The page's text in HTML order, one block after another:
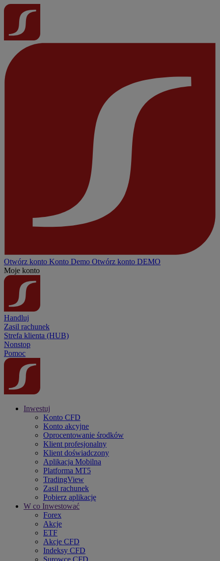
Otwórz konto Konto Demo Otwórz konto DEMO
Moje konto
Handluj
Zasil rachunek
Strefa klienta (HUB)
Nonstop
Pomoc
Inwestuj
Konto CFD
Konto akcyjne
Oprocentowanie środków
Klient profesjonalny
Klient doświadczony
Aplikacja Mobilna
Platforma MT5
TradingView
Zasil rachunek
Pobierz aplikację
W co Inwestować
Forex
Akcje
ETF
Akcje CFD
Indeksy CFD
Surowce CFD